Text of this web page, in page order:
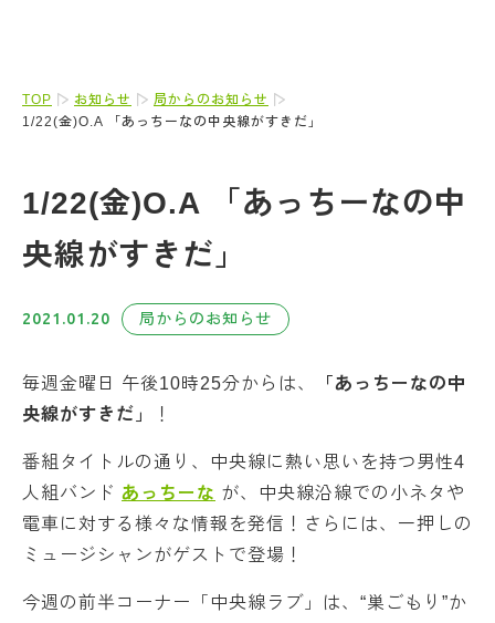
TOP お知らせ
局からのお知らせ
1/22(金)O.A 「あっちーなの中央線がすきだ」
1/22(金)O.A 「あっちーなの中
央線がすきだ」
2021.01.20 局からのお知らせ
毎週金曜日 午後10時25分からは、
「あっちーなの中
央線がすきだ」
！
番組タイトルの通り、中央線に熱い思いを持つ男性4
人組バンド あっちーな が、中央線沿線での小ネタや
電車に対する様々な情報を発信！さらには、一押しの
ミュージシャンがゲストで登場！
今週の前半コーナー「中央線ラブ」は、“巣ごもり”か